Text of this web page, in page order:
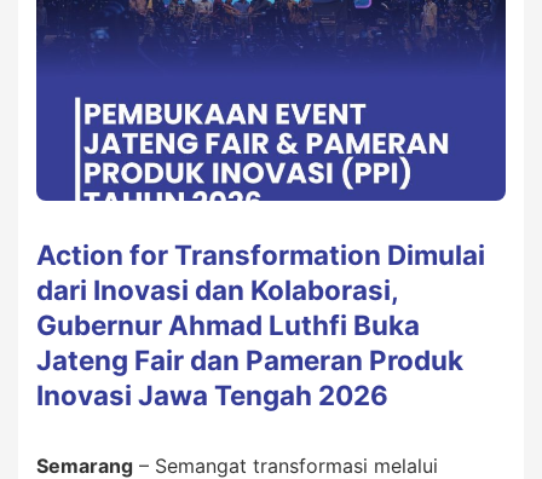
Action for Transformation Dimulai
dari Inovasi dan Kolaborasi,
Gubernur Ahmad Luthfi Buka
Jateng Fair dan Pameran Produk
Inovasi Jawa Tengah 2026
Semarang – Semangat transformasi melalui